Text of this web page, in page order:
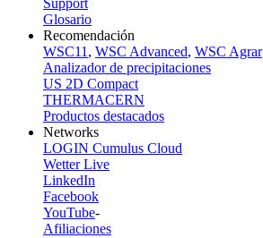
Support
Glosario
Recomendación
WSC11, WSC Advanced, WSC Agrar
Analizador de precipitaciones
US 2D Compact
THERMACERN
Productos destacados
Networks
LOGIN Cumulus Cloud
Wetter Live
LinkedIn
Facebook
YouTube-
Afiliaciones